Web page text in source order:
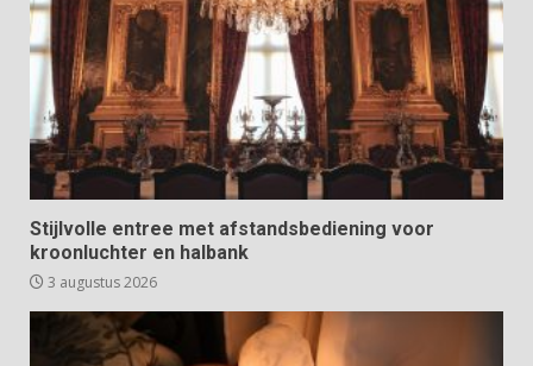
Stijlvolle entree met afstandsbediening voor
kroonluchter en halbank
3 augustus 2026